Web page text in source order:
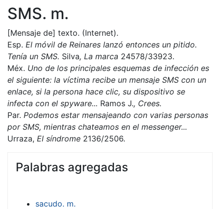
SMS. m.
[Mensaje de] texto. (Internet).
Esp. El móvil de Reinares lanzó entonces un pitido.
Tenía un SMS. Silva, La marca 24578/33923.
Méx. Uno de los principales esquemas de infección es
el siguiente: la víctima recibe un mensaje SMS con un
enlace, si la persona hace clic, su dispositivo se
infecta con el spyware... Ramos J., Crees.
Par. Podemos estar mensajeando con varias personas
por SMS, mientras chateamos en el messenger...
Urraza, El síndrome 2136/2506.
Palabras agregadas
sacudo. m.